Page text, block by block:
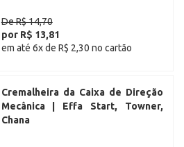
De R$ 14,70
por R$ 13,81
em até 6x de R$ 2,30 no cartão
Cremalheira da Caixa de Direção
Mecânica | Effa Start, Towner,
Chana